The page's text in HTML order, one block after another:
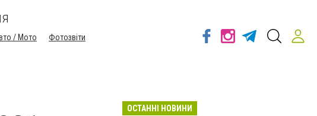
/ Мото
Фотозвіти
ОСТАННІ НОВИНИ